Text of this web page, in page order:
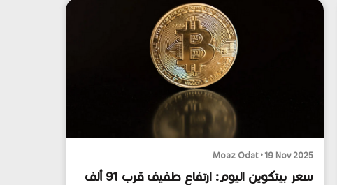
Moaz Odat • 19 Nov 2025
سعر بيتكوين اليوم: ارتفاع طفيف قرب 91 ألف